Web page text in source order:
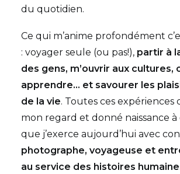
du quotidien.
Ce qui m’anime profondément
: voyager seule (ou pas!), partir à
des gens, m’ouvrir aux cultures,
apprendre… et savourer les
de la vie. Toutes ces expériences
mon regard et donné naissance
que j’exerce aujourd’hui avec
photographe, voyageuse et
au service des histoires